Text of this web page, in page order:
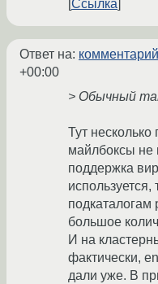
Ссылка
Ответ на: комментарий
+00:00
> Обычный
Тут
майлбоксы не
поддержка
большое
И на
фактически,
дали уже. В